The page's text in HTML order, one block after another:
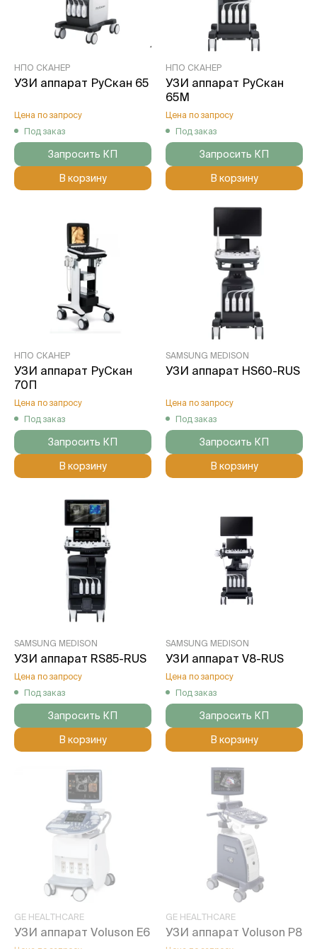
НПО СКАНЕР
УЗИ аппарат РуСкан 65
Цена по запросу
Под заказ
Запросить КП
В корзину
НПО СКАНЕР
УЗИ аппарат РуСкан
65М
Цена по запросу
Под заказ
Запросить КП
В корзину
НПО СКАНЕР
УЗИ аппарат РуСкан
70П
Цена по запросу
Под заказ
Запросить КП
В корзину
SAMSUNG MEDISON
УЗИ аппарат HS60-RUS
Цена по запросу
Под заказ
Запросить КП
В корзину
SAMSUNG MEDISON
УЗИ аппарат RS85-RUS
Цена по запросу
Под заказ
Запросить КП
В корзину
SAMSUNG MEDISON
УЗИ аппарат V8-RUS
Цена по запросу
Под заказ
Запросить КП
В корзину
GE HEALTHCARE
УЗИ аппарат Voluson E6
GE HEALTHCARE
УЗИ аппарат Voluson P8